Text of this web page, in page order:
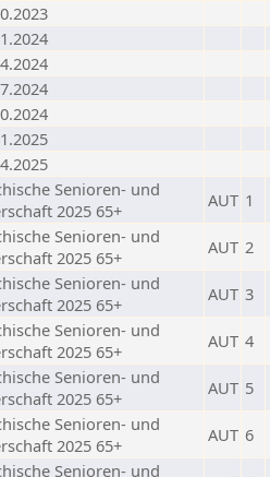
Senioren- und
2025 65+
AUT 1
Senioren- und
2025 65+
AUT 2
Senioren- und
2025 65+
AUT 3
Senioren- und
2025 65+
AUT 4
Senioren- und
2025 65+
AUT 5
Senioren- und
2025 65+
AUT 6
Senioren- und